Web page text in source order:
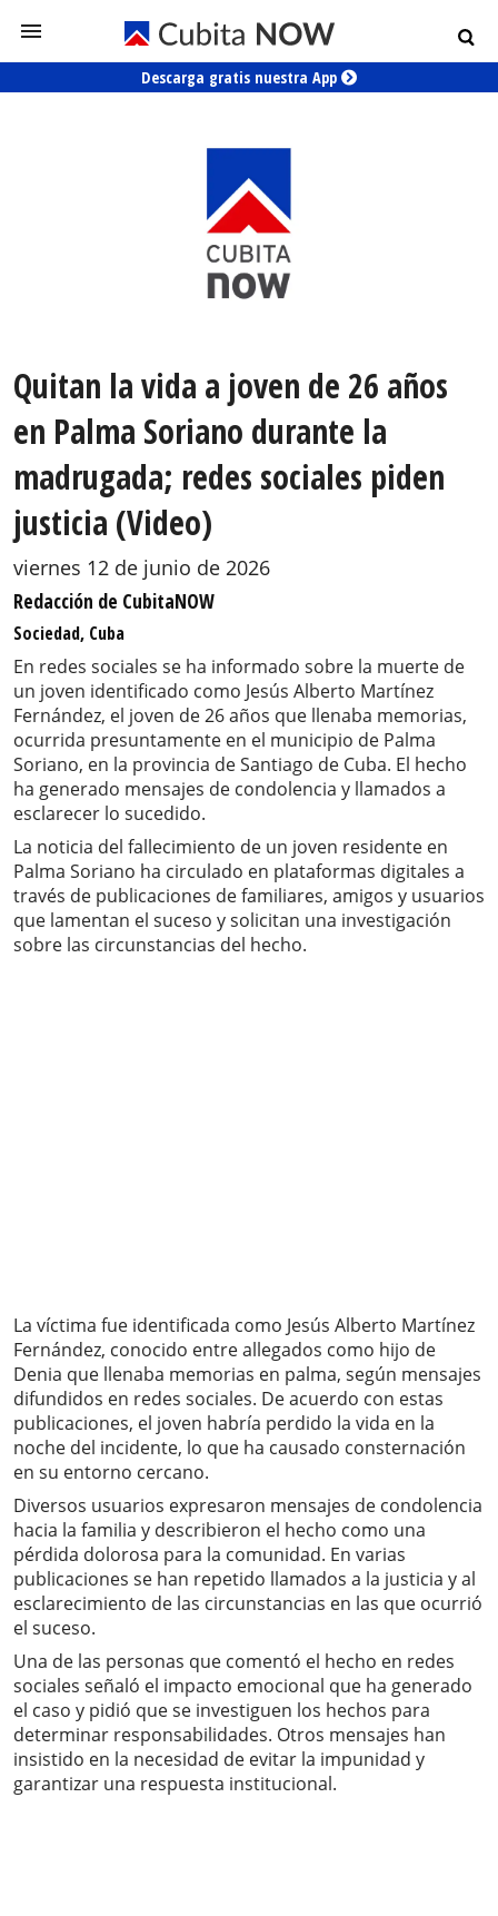
Descarga gratis nuestra App
Quitan la vida a joven de 26 años
en Palma Soriano durante la
madrugada; redes sociales piden
justicia (Video)
viernes 12 de junio de 2026
Redacción de CubitaNOW
Sociedad, Cuba
En redes sociales se ha informado sobre la muerte de
un joven identificado como Jesús Alberto Martínez
Fernández, el joven de 26 años que llenaba memorias,
ocurrida presuntamente en el municipio de Palma
Soriano, en la provincia de Santiago de Cuba. El hecho
ha generado mensajes de condolencia y llamados a
esclarecer lo sucedido.
La noticia del fallecimiento de un joven residente en
Palma Soriano ha circulado en plataformas digitales a
través de publicaciones de familiares, amigos y usuarios
que lamentan el suceso y solicitan una investigación
sobre las circunstancias del hecho.
La víctima fue identificada como Jesús Alberto Martínez
Fernández, conocido entre allegados como hijo de
Denia que llenaba memorias en palma, según mensajes
difundidos en redes sociales. De acuerdo con estas
publicaciones, el joven habría perdido la vida en la
noche del incidente, lo que ha causado consternación
en su entorno cercano.
Diversos usuarios expresaron mensajes de condolencia
hacia la familia y describieron el hecho como una
pérdida dolorosa para la comunidad. En varias
publicaciones se han repetido llamados a la justicia y al
esclarecimiento de las circunstancias en las que ocurrió
el suceso.
Una de las personas que comentó el hecho en redes
sociales señaló el impacto emocional que ha generado
el caso y pidió que se investiguen los hechos para
determinar responsabilidades. Otros mensajes han
insistido en la necesidad de evitar la impunidad y
garantizar una respuesta institucional.